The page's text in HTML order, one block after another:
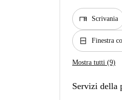
desk Scrivania
window_closed Finestra
Mostra tutti (9)
Servizi della